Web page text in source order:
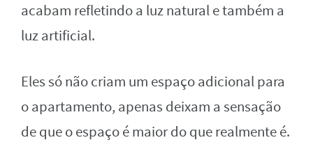
acabam refletindo a luz natural e também a
luz artificial.
Eles só não criam um espaço adicional para
o apartamento, apenas deixam a sensação
de que o espaço é maior do que realmente é.